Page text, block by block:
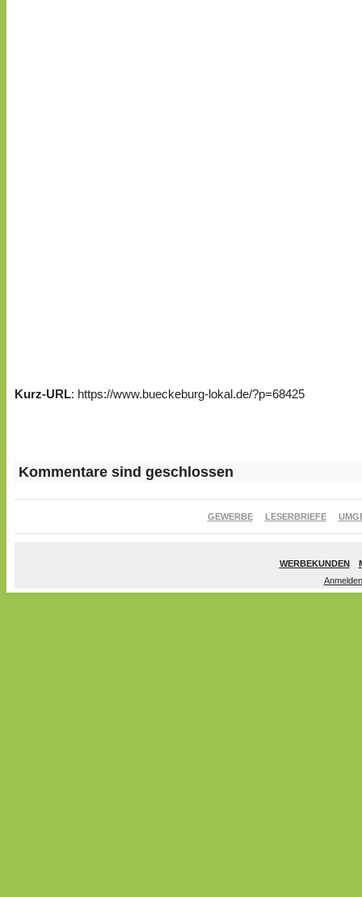
Kurz-URL: https://www.bueckeburg-lokal.de/?p=68425
Kommentare sind geschlossen
GEWERBE LESERBRIEFE
WERBEKUNDEN
Anmelden